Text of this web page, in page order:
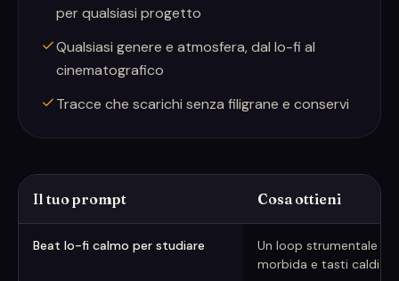
per qualsiasi progetto
Qualsiasi genere e atmosfera, dal lo-fi al
cinematografico
Tracce che scarichi senza filigrane e conservi
Il tuo prompt Cosa ottieni
Beat lo-fi calmo per studiare
Un loop strumentale
morbida e tasti caldi